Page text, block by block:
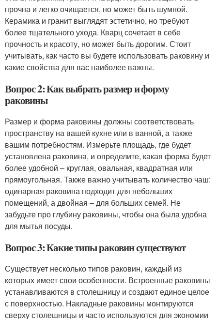
прочна и легко очищается, но может быть шумной.
Керамика и гранит выглядят эстетично, но требуют
более тщательного ухода. Кварц сочетает в себе
прочность и красоту, но может быть дорогим. Стоит
учитывать, как часто вы будете использовать раковину и
какие свойства для вас наиболее важны.
Вопрос 2: Как выбрать размер и форму
раковины
Размер и форма раковины должны соответствовать
пространству на вашей кухне или в ванной, а также
вашим потребностям. Измерьте площадь, где будет
установлена раковина, и определите, какая форма будет
более удобной – круглая, овальная, квадратная или
прямоугольная. Также важно учитывать количество чаш:
одинарная раковина подходит для небольших
помещений, а двойная – для больших семей. Не
забудьте про глубину раковины, чтобы она была удобна
для мытья посуды.
Вопрос 3: Какие типы раковин существуют
Существует несколько типов раковин, каждый из
которых имеет свои особенности. Встроенные раковины
устанавливаются в столешницу и создают единое целое
с поверхностью. Накладные раковины монтируются
сверху столешницы и часто используются для экономии